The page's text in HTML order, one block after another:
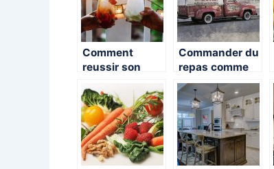
Comment
reussir son
etages comme
un barman pro
?
Commander du
repas comme
dans un
restaurant
chez vous ?